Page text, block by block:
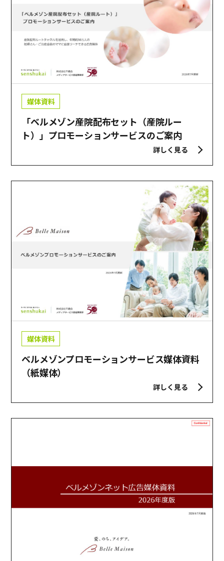
媒体資料
「ベルメゾン産院配布セット（産院ルー
ト）」プロモーションサービスのご案内
詳しく見る
媒体資料
ベルメゾンプロモーションサービス媒体資料
（紙媒体）
詳しく見る